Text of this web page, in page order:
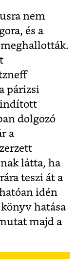
nem
és a
párizsi
indított
dolgozó
a
látta, ha
teszi át a
idén
hatása
majd a